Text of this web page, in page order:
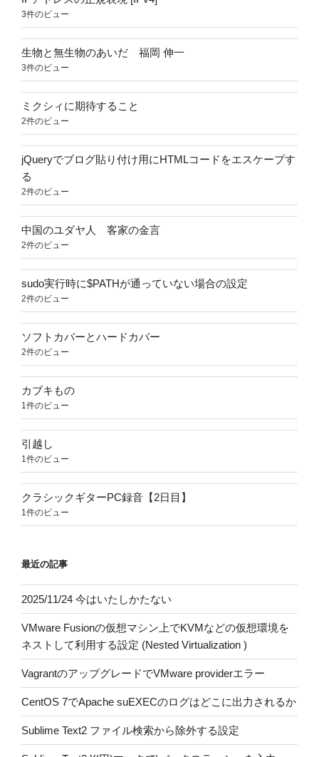
3件のビュー
生物と無生物のあいだ 福岡 伸一
3件のビュー
ミクシィに期待すること
2件のビュー
jQueryでブログ貼り付け用にHTMLコードをエスケープす
る
2件のビュー
中国のユダヤ人 客家の金言
2件のビュー
sudo実行時に$PATHが通っていない場合の設定
2件のビュー
ソフトカバーとハードカバー
2件のビュー
カブキもの
1件のビュー
引越し
1件のビュー
クラシックギターPC録音【2日目】
1件のビュー
最近の記事
2025/11/24 今はいたしかたない
VMware Fusionの仮想マシン上でKVMなどの仮想環境を
ネストして利用する設定 (Nested Virtualization )
VagrantのアップグレードでVMware providerエラー
CentOS 7でApache suEXECのログはどこに出力されるか
Sublime Text2 ファイル検索から除外する設定